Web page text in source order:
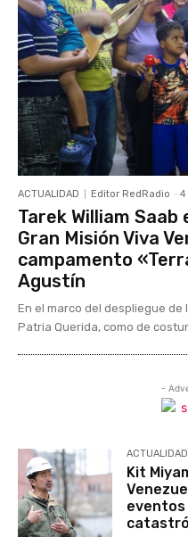
ACTUALIDAD Editor RedRadio - 4
Tarek William
Gran Misión Viva
campamento
Agustín
En el marco del despliegue de
Patria Querida, como de
-
ACTUALIDAD
Kit